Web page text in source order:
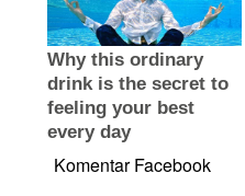
Komentar Facebook